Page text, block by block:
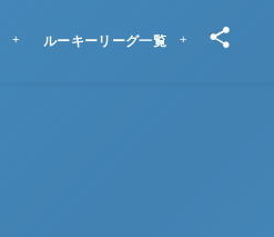
ルーキーリーグ一覧